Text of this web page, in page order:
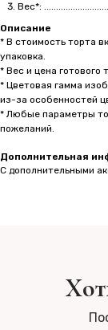
Вес*:
Описание
* В стоимость торта
упаковка.
* Вес и цена готового
* Цветовая гамма
из-за особенностей
* Любые параметры
пожеланий.
Дополнительная
С дополнительными